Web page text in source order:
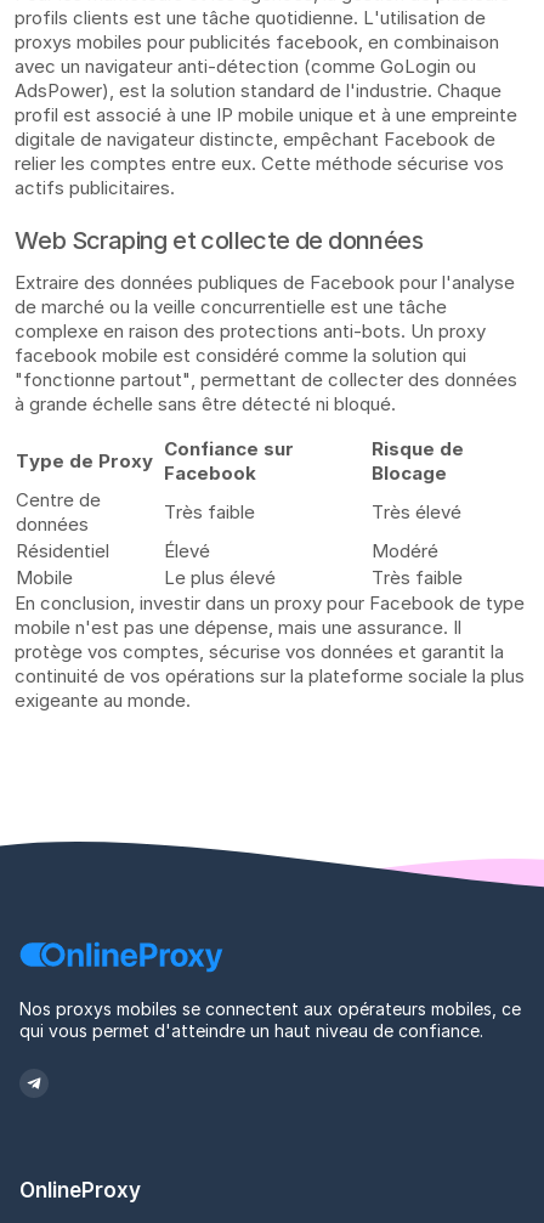
profils clients est une tâche quotidienne. L'utilisation de
proxys mobiles pour publicités facebook, en combinaison
avec un navigateur anti-détection (comme GoLogin ou
AdsPower), est la solution standard de l'industrie. Chaque
profil est associé à une IP mobile unique et à une empreinte
digitale de navigateur distincte, empêchant Facebook de
relier les comptes entre eux. Cette méthode sécurise vos
actifs publicitaires.
Web Scraping et collecte de données
Extraire des données publiques de Facebook pour l'analyse
de marché ou la veille concurrentielle est une tâche
complexe en raison des protections anti-bots. Un proxy
facebook mobile est considéré comme la solution qui
"fonctionne partout", permettant de collecter des données
à grande échelle sans être détecté ni bloqué.
Type de Proxy
Confiance sur
Facebook
Risque de
Blocage
Centre de
données
Très faible
Très élevé
Résidentiel
Élevé
Modéré
Mobile
Le plus élevé
Très faible
En conclusion, investir dans un proxy pour Facebook de type
mobile n'est pas une dépense, mais une assurance. Il
protège vos comptes, sécurise vos données et garantit la
continuité de vos opérations sur la plateforme sociale la plus
exigeante au monde.
Nos proxys mobiles se connectent aux opérateurs mobiles, ce
qui vous permet d'atteindre un haut niveau de confiance.
OnlineProxy